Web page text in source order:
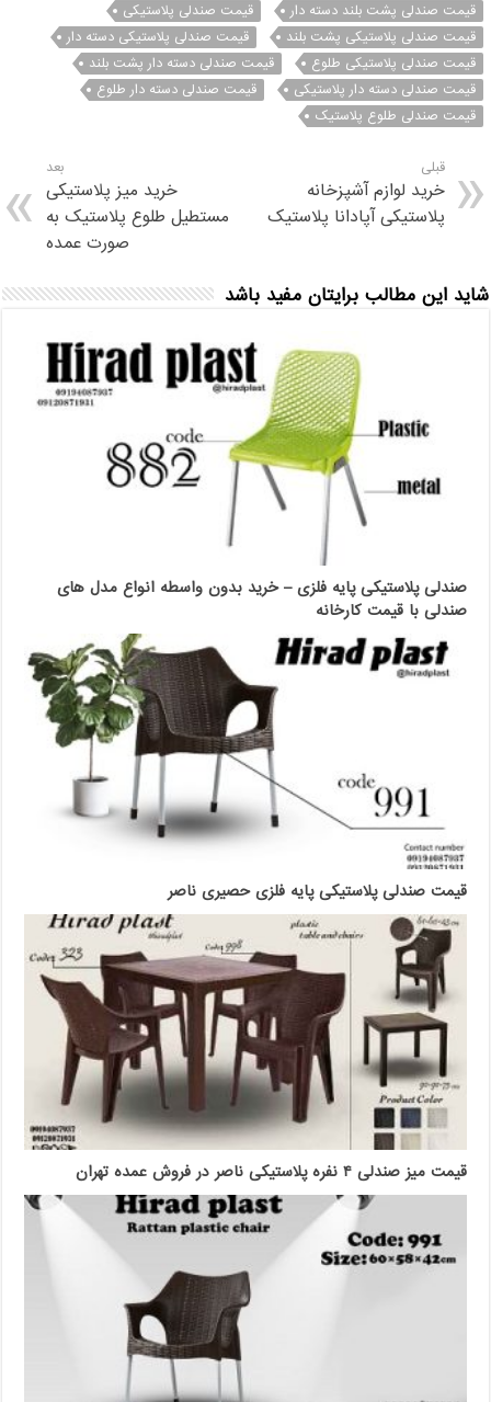
قیمت صندلی پشت بلند دسته دار
قیمت صندلی پلاستیکی
قیمت صندلی پلاستیکی پشت بلند
قیمت صندلی پلاستیکی دسته دار
قیمت صندلی پلاستیکی طلوع
قیمت صندلی دسته دار پشت بلند
قیمت صندلی دسته دار پلاستیکی
قیمت صندلی دسته دار طلوع
قیمت صندلی طلوع پلاستیک
قبلی
خرید لوازم آشپزخانه
پلاستیکی آپادانا پلاستیک
بعد
خرید میز پلاستیکی
مستطیل طلوع پلاستیک به
صورت عمده
شاید این مطالب برایتان مفید باشد
صندلی پلاستیکی پایه فلزی – خرید بدون واسطه انواع مدل های
صندلی با قیمت کارخانه
قیمت صندلی پلاستیکی پایه فلزی حصیری ناصر
قیمت میز صندلی ۴ نفره پلاستیکی ناصر در فروش عمده تهران